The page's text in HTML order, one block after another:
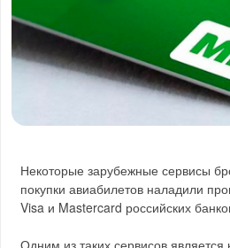
Некоторые зарубежные сервисы
покупки авиабилетов наладили
Visa и Mastercard российских